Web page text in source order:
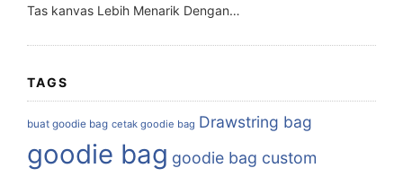
Tas kanvas Lebih Menarik Dengan…
TAGS
buat goodie bag cetak goodie bag Drawstring bag
goodie bag goodie bag custom